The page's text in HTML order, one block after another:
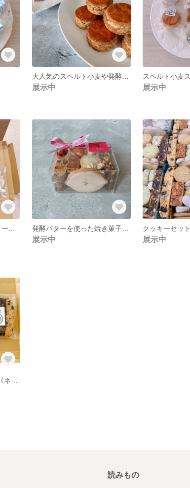
大人気のスペルト小麦や発酵バターを使った スコーン3種類４個セット
展示中 展示中
発酵バターを使った焼き菓子詰め合わせ
展示中
クッキーセット
展示中
読みもの